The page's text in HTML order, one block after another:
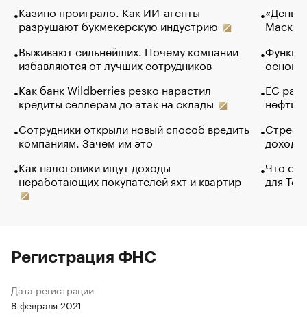
Казино проиграло. Как ИИ-агенты
разрушают букмекерскую индустрию
Выживают сильнейших. Почему компании
избавляются от лучших сотрудников
Как банк Wildberries резко нарастил
кредиты селлерам до атак на склады
Сотрудники открыли новый способ вредить
компаниям. Зачем им это
Как налоговики ищут доходы
неработающих покупателей яхт и квартир
Маск в
основ
ЕС
нефти
Что
для
Регистрация ФНС
Дата регистрации
8 февраля 2021